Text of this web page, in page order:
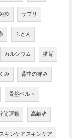
疫 サプリ
ふとん
カルシウム 猫背
み 背中の痛み
骨盤ベルト
筋運動 高齢者
スキンケアスキンケア